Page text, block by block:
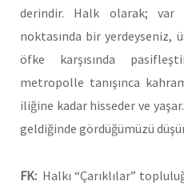
derindir. Halk olarak;
noktasında bir yerdeyseniz,
öfke karşısında
metropolle tanışınca
iliğine kadar hisseder ve
geldiğinde gördüğümüzü
FK: Halkı “Çarıklılar”